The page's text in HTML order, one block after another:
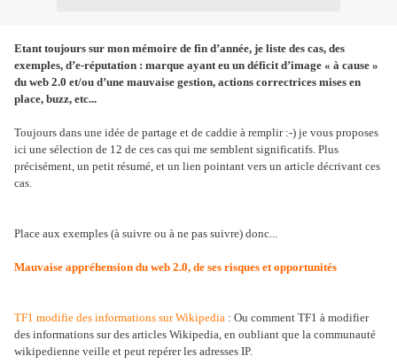
Etant toujours sur mon mémoire de fin d’année, je liste des cas, des
exemples, d’e-réputation : marque ayant eu un déficit d’image « à cause »
du web 2.0 et/ou d’une mauvaise gestion, actions correctrices mises en
place, buzz, etc...
Toujours dans une idée de partage et de caddie à remplir :-) je vous proposes
ici une sélection de 12 de ces cas qui me semblent significatifs. Plus
précisément, un petit résumé, et un lien pointant vers un article décrivant ces
cas.
Place aux exemples (à suivre ou à ne pas suivre) donc...
Mauvaise appréhension du web 2.0, de ses risques et opportunités
TF1 modifie des informations sur Wikipedia : Ou comment TF1 à modifier
des informations sur des articles Wikipedia, en oubliant que la communauté
wikipedienne veille et peut repérer les adresses IP.